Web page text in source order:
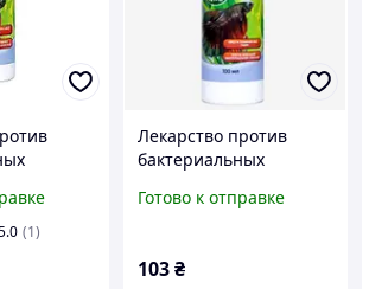
60
(1)
Лекарство против
бактериальных
АкваБактол против
Готово к отправке
103 ₴